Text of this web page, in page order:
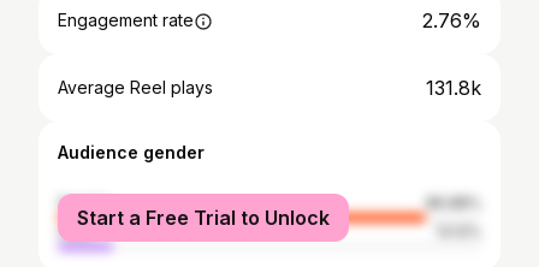
Engagement rate 2.76%
Average Reel plays 131.8k
Audience gender
female
male
Start a Free Trial to Unlock